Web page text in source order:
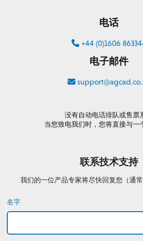
电话
+44 (0)1606
电子邮件
没有自动电话排队或售票
当您致电我们时，您将直接与一
联系技术支持
我们的一位产品专家将尽快回复您（通常
名字